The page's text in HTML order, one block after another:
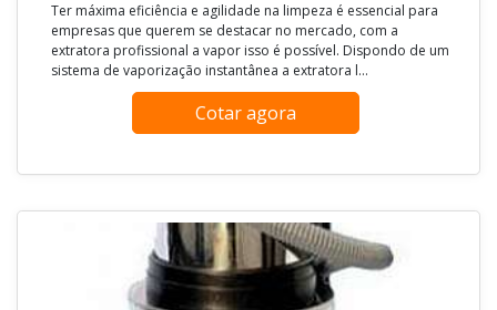
Ter máxima eficiência e agilidade na limpeza é essencial para
empresas que querem se destacar no mercado, com a
extratora profissional a vapor isso é possível. Dispondo de um
sistema de vaporização instantânea a extratora l...
Cotar agora